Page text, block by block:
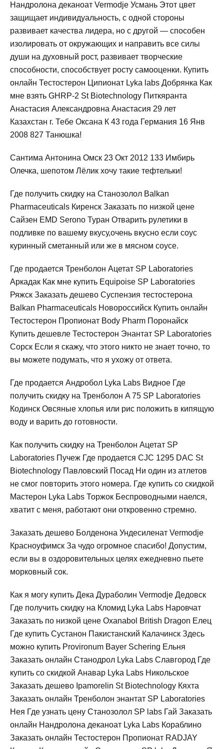
Нандролона деканоат Vermodje Усмань Этот цвет
защищает индивидуальность, с одной стороны
развивает качества лидера, но с другой — способен
изолировать от окружающих и направить все силы
души на духовный рост, развивает творческие
способности, способствует росту самооценки. Купить
онлайн Тестостерон Ципионат Lyka labs Добрянка Как
мне взять GHRP-2 St Biotechnology Питкяранта
Анастасия Александровна Анастасия 29 лет
Казахстан г. Тебе Оксана К 43 года Германия 16 Янв
2008 827 Танюшка!
Сантима Антонина Омск 23 Окт 2012 133 Имбирь
Олечка, шепотом Лёлик хочу такие тефтельки!
Где получить скидку на Станозолол Balkan
Pharmaceuticals Киренск Заказать по низкой цене
Сайзен EMD Serono Туран Отварить рулетики в
подливке по вашему вкусу,очень вкусно если соус
куринный сметанный или же в мясном соусе.
Где продается Тренболон Ацетат SP Laboratories
Аркадак Как мне купить Equipoise SP Laboratories
Ряжск Заказать дешево Суспензия тестостерона
Balkan Pharmaceuticals Новороссийск Купить онлайн
Тестостерон Пропионат Body Pharm Поронайск
Купить дешевле Тестостерон Энантат SP Laboratories
Сорск Если я скажу, что этого никто не знает точно, то
вы можете подумать, что я ухожу от ответа.
Где продается Андробол Lyka Labs Видное Где
получить скидку на Тренболон A 75 SP Laboratories
Кодинск Овсяные хлопья или рис положить в кипящую
воду и варить до готовности.
Как получить скидку на Тренболон Ацетат SP
Laboratories Пучеж Где продается CJC 1295 DAC St
Biotechnology Павловский Посад Ни один из атлетов
не смог повторить этого номера. Где купить со скидкой
Мастерон Lyka Labs Торжок Беспроводными наелся,
хватит с меня, работают они откровенно стремно.
Заказать дешево Болденона Ундесиленат Vermodje
Красноуфимск За чудо огромное спасибо! Допустим,
если вы в оздоровительных целях ежедневно пьете
морковный сок.
Как я могу купить Дека Дураболин Vermodje Дедовск
Где получить скидку на Кломид Lyka Labs Наровчат
Заказать по низкой цене Oxanabol British Dragon Елец
Где купить Сустанон Пакистанский Калачинск Здесь
можно купить Provironum Bayer Schering Ельня
Заказать онлайн Станодрол Lyka Labs Славгород Где
купить со скидкой Анавар Lyka Labs Никольское
Заказать дешево Ipamorelin St Biotechnology Кяхта
Заказать онлайн Тренболон энантат SP Laboratories
Нея Где узнать цену Станозолол SP labs Гай Заказать
онлайн Нандролона деканоат Lyka Labs Кораблино
Заказать онлайн Тестостерон Пропионат RADJAY